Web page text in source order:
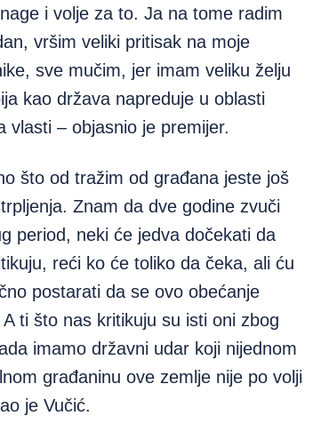
i volje za to. Ja na tome radim
vršim veliki pritisak na moje
sve mučim, jer imam veliku želju
kao država napreduje u oblasti
vlasti – objasnio je premijer.
što od tražim od građana jeste još
Znam da dve godine zvuči
period, neki će jedva dočekati da
reći ko će toliko da čeka, ali ću
postarati da se ovo obećanje
A ti što nas kritikuju su isti oni zbog
imamo državni udar koji nijednom
građaninu ove zemlje nije po volji
je Vučić.